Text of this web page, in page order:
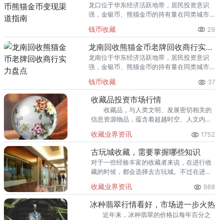
龙口位于华东经济活跃地带，居民投资意识
强，金银币、熊猫金币的持有量在同类城市
熊猫金币的需求就明显升温，但鱼龙混杂的
回收渠道里，能精准识别版别溢
钱币收藏 29
龙南回收熊猫金币老牌回收商行实力盘点
龙南位于华东经济活跃地带，居民投资意识
强，金银币、熊猫金币的持有量在同类城市
熊猫金币的需求就明显升温，但鱼龙混杂的
回收渠道里，能精准识别版别溢
钱币收藏 37
收藏品投资市场行情
收藏品，与人类文明、发展密切相关的
信息资源物品，蕴含着超越时空、人文内
重要家庭投资的一大产业。
收藏业界资讯 1752
古玩城收藏，需要掌握哪些知识
对于一些经验丰富的收藏者来说，在进行收
藏的时候，都会选择去古玩城。不过在进行
为行情不同，藏品的价格，会有所不同。
收藏业界资讯 988
冰种翡翠行情看好，市场进一步火热
近年来，冰种翡翠的价格以每年百分之